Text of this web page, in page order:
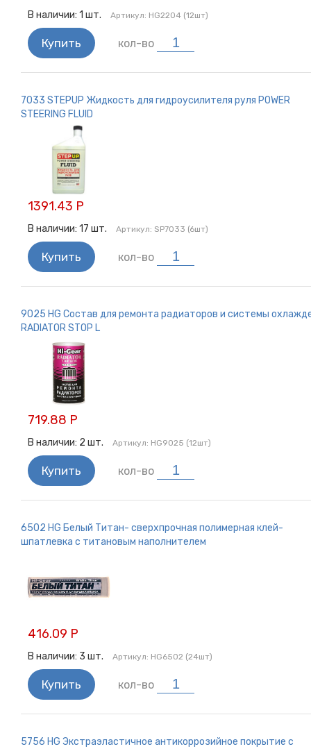
В наличии: 1 шт. Артикул: HG2204 (12шт)
Купить кол-во
7033 STEPUP Жидкость для гидроусилителя руля POWER
STEERING FLUID
1391.43 Р
В наличии: 17 шт. Артикул: SP7033 (6шт)
Купить кол-во
9025 HG Состав для ремонта радиаторов и системы
RADIATOR STOP L
719.88 Р
В наличии: 2 шт. Артикул: HG9025 (12шт)
Купить кол-во
6502 HG Белый Титан- сверхпрочная полимерная клей-
шпатлевка с титановым наполнителем
416.09 Р
В наличии: 3 шт. Артикул: HG6502 (24шт)
Купить кол-во
5756 HG Экстраэластичное антикоррозийное покрытие с